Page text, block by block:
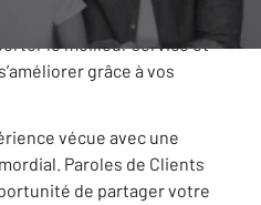
Abbesses s’est fixée
le meilleur service et
grâce à vos
vécue avec une
Paroles de Clients
de partager votre